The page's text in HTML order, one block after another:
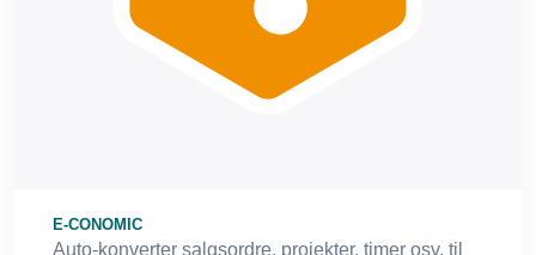
E-CONOMIC
Auto-konverter salgsordre, projekter, timer osv. til